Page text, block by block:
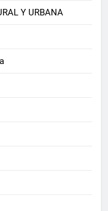
Y URBANA